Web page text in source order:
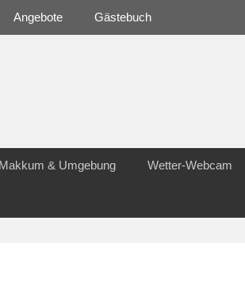
Angebote Gästebuch
& Umgebung Wetter-Webcam